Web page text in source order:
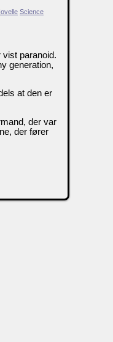
Science
paranoid.
generation,
at den er
der var
der fører